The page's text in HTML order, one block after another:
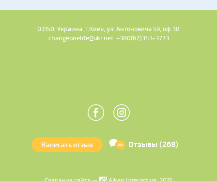
03150, Украина, г.Киев, ул. Антоновича 59, оф. 18
changeonelife@ukr.net, +380(67)343-3773
Написать отзыв Отзывы (268)